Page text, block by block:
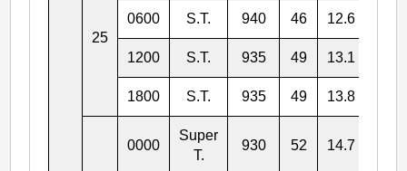
25
0600 S.T. 940 46 12.6
1200 S.T. 935 49 13.1
1800 S.T. 935 49 13.8
0000
Super
T.
930 52 14.7